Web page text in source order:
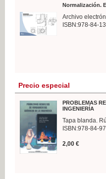
Normalización.
Archivo
ISBN:978-84-
Precio especial
PROBLEMAS
INGENIERÍA
Tapa blanda.
ISBN:978-84-
2,00 €